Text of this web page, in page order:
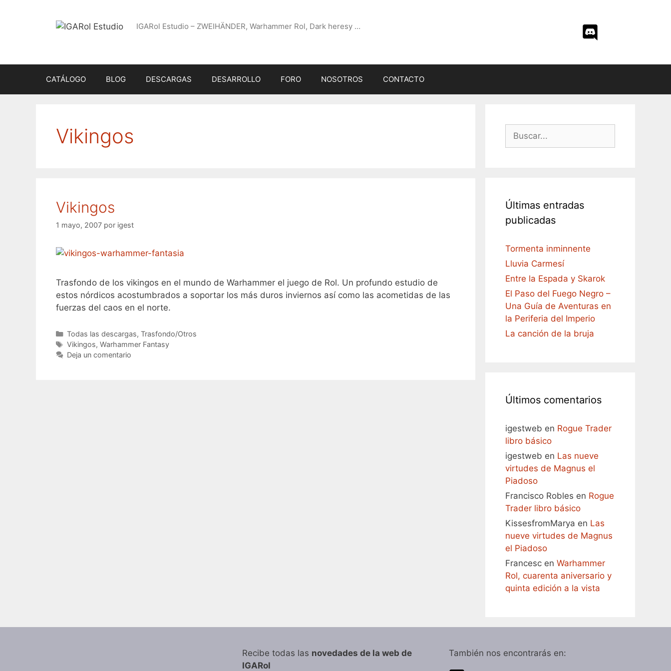
IGARol Estudio – ZWEIHÄNDER, Warhammer Rol, Dark heresy …
CATÁLOGO BLOG DESCARGAS DESARROLLO FORO NOSOTROS CONTACTO
Vikingos
Vikingos
1 mayo, 2007 por igest
Trasfondo de los vikingos en el mundo de Warhammer el juego de Rol. Un profundo estudio de
estos nórdicos acostumbrados a soportar los más duros inviernos así como las acometidas de las
fuerzas del caos en el norte.
Categorías
Todas las descargas, Trasfondo/Otros
Etiquetas
Vikingos, Warhammer Fantasy
Deja un comentario
Buscar:
Últimas entradas
publicadas
Tormenta inminnente
Lluvia Carmesí
Entre la Espada y Skarok
El Paso del Fuego Negro –
Una Guía de Aventuras en
la Periferia del Imperio
La canción de la bruja
Últimos comentarios
igestweb en Rogue Trader
libro básico
igestweb en Las nueve
virtudes de Magnus el
Piadoso
Francisco Robles en Rogue
Trader libro básico
KissesfromMarya en Las
nueve virtudes de Magnus
el Piadoso
Francesc en Warhammer
Rol, cuarenta aniversario y
quinta edición a la vista
Recibe todas las novedades de la web de
IGARol
También nos encontrarás en: